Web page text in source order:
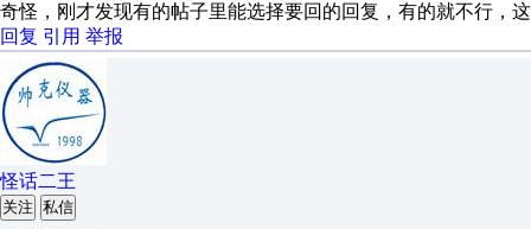
奇怪，刚才发现有的帖子里能选择要回的回复，有的就不行，
回复 引用 举报
怪话二王
关注 私信